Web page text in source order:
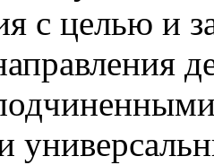
с целью и